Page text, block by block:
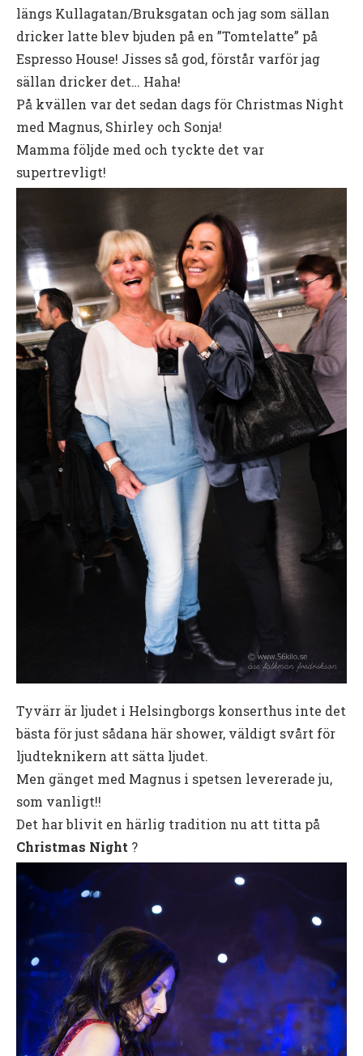
längs Kullagatan/Bruksgatan och jag som sällan
dricker latte blev bjuden på en ”Tomtelatte” på
Espresso House! Jisses så god, förstår varför jag
sällan dricker det… Haha!
På kvällen var det sedan dags för Christmas Night
med Magnus, Shirley och Sonja!
Mamma följde med och tyckte det var
supertrevligt!
Tyvärr är ljudet i Helsingborgs konserthus inte det
bästa för just sådana här shower, väldigt svårt för
ljudteknikern att sätta ljudet.
Men gänget med Magnus i spetsen levererade ju,
som vanligt!!
Det har blivit en härlig tradition nu att titta på
Christmas Night ?